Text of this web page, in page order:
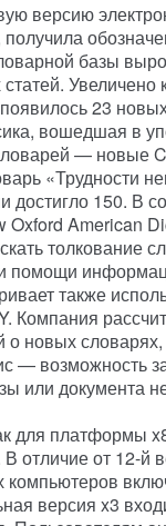
версию
получила
базы
Увеличено
23
вошедшая в
— новые
«Трудности
достигло 150. В
American
толкование
помощи
также
Компания
о новых
— возможность
или документа
для платформы
отличие от 12-й
компьютеров
версия x3